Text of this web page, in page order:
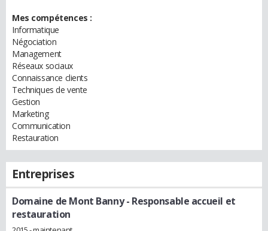
Mes compétences :
Informatique
Négociation
Management
Réseaux sociaux
Connaissance clients
Techniques de vente
Gestion
Marketing
Communication
Restauration
Entreprises
Domaine de Mont Banny- Responsable accueil et
restauration